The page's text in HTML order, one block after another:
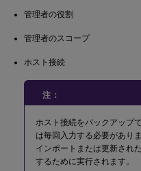
管理者の役割
管理者のスコープ
ホスト接続
注：
ホスト接続をバックアップ
は毎回入力する必要があり
インポートまたは更新され
するために実行されます。